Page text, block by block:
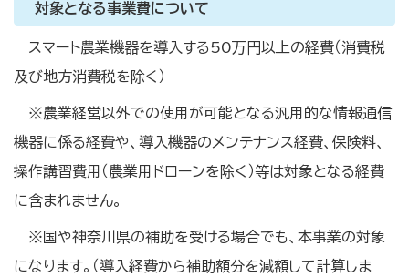
対象となる事業費について
スマート農業機器を導入する50万円以上の経費（消費税
及び地方消費税を除く）
※農業経営以外での使用が可能となる汎用的な情報通信
機器に係る経費や、導入機器のメンテナンス経費、保険料、
操作講習費用（農業用ドローンを除く）等は対象となる経費
に含まれません。
※国や神奈川県の補助を受ける場合でも、本事業の対象
になります。（導入経費から補助額分を減額して計算しま